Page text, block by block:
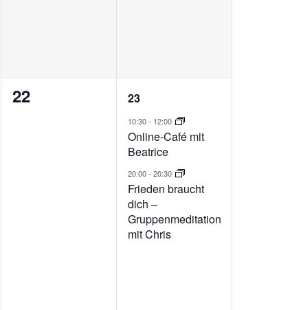
0
Veranstaltungen,
22
2
Veranstaltungen,
23
10:30- 12:00
Online-Café mit
Beatrice
20:00-20:30
Frieden braucht
dich –
Gruppenmeditation
mit Chris